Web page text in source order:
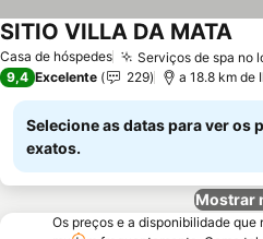
Casa de hóspedes Serviços de spa no
SITIO VILLA DA MATAVer
9,4 Excelente 229 a 18.8 km de
Selecione as datas para ver os
exatos.
Mostrar
Os preços e a disponibilidade que